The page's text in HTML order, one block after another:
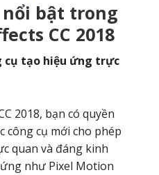
bật trong
CC 2018
cụ tạo hiệu ứng trực
2018, bạn có quyền
công cụ mới cho phép
quan và đáng kinh
như Pixel Motion